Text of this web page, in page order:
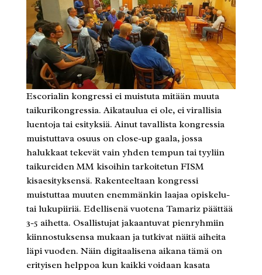
Escorialin kongressi ei muistuta mitään muuta
taikurikongressia. Aikataulua ei ole, ei virallisia
luentoja tai esityksiä. Ainut tavallista kongressia
muistuttava osuus on close-up gaala, jossa
halukkaat tekevät vain yhden tempun tai tyyliin
taikureiden MM kisoihin tarkoitetun FISM
kisaesityksensä. Rakenteeltaan kongressi
muistuttaa muuten enemmänkin laajaa opiskelu-
tai lukupiiriä. Edellisenä vuotena Tamariz päättää
3-5 aihetta. Osallistujat jakaantuvat pienryhmiin
kiinnostuksensa mukaan ja tutkivat näitä aiheita
läpi vuoden. Näin digitaalisena aikana tämä on
erityisen helppoa kun kaikki voidaan kasata